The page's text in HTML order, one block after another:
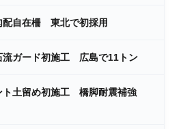
自在柵 東北で初採用
流ガード初施工 広島で11トン
ト土留め初施工 橋脚耐震補強